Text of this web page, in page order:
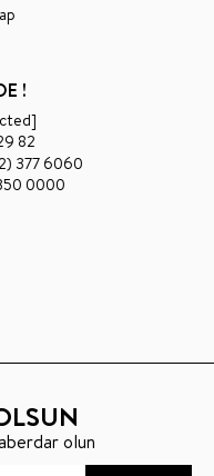
!
82
377 6060
0000
olun